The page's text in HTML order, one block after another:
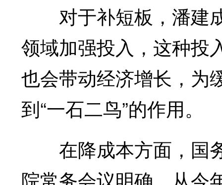
对于补短板，潘建
领域加强投入，这种投
也会带动经济增长，为
到“一石二鸟”的作用。
在降成本方面，国
院常务会议明确，从今